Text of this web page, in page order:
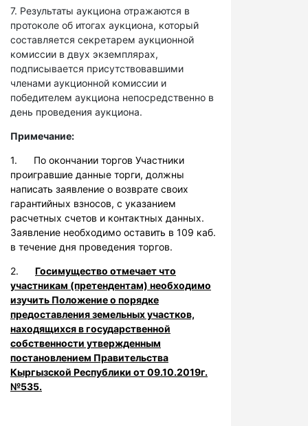
7. Результаты аукциона отражаются в
протоколе об итогах аукциона, который
составляется секретарем аукционной
комиссии в двух экземплярах,
подписывается присутствовавшими
членами аукционной комиссии и
победителем аукциона непосредственно в
день проведения аукциона.
Примечание:
1. По окончании торгов Участники
проигравшие данные торги, должны
написать заявление о возврате своих
гарантийных взносов, с указанием
расчетных счетов и контактных данных.
Заявление необходимо оставить в 109 каб.
в течение дня проведения торгов.
2. Госимущество отмечает что
участникам (претендентам) необходимо
изучить Положение о порядке
предоставления земельных участков,
находящихся в государственной
собственности утвержденным
постановлением Правительства
Кыргызской Республики от 09.10.2019г.
№535.